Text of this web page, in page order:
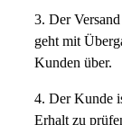
3. Der
geht mit
Kunden über.
4. Der Kunde
Erhalt zu